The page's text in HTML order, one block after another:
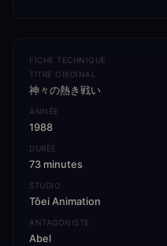
FICHE TECHNIQUE
TITRE ORIGINAL
神々の熱き戦い
ANNÉE
1988
DURÉE
73 minutes
STUDIO
Tôei Animation
ANTAGONISTE
Abel